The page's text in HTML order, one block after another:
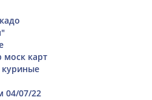
карт
куриные
04/07/22